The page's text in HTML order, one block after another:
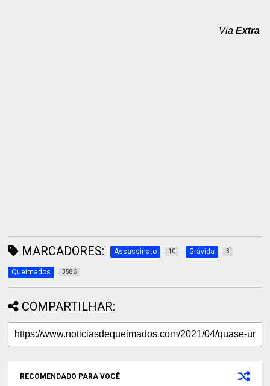
Via Extra
MARCADORES: Assassinato 10 Grávida 3
Queimados 3586
COMPARTILHAR:
RECOMENDADO PARA VOCÊ